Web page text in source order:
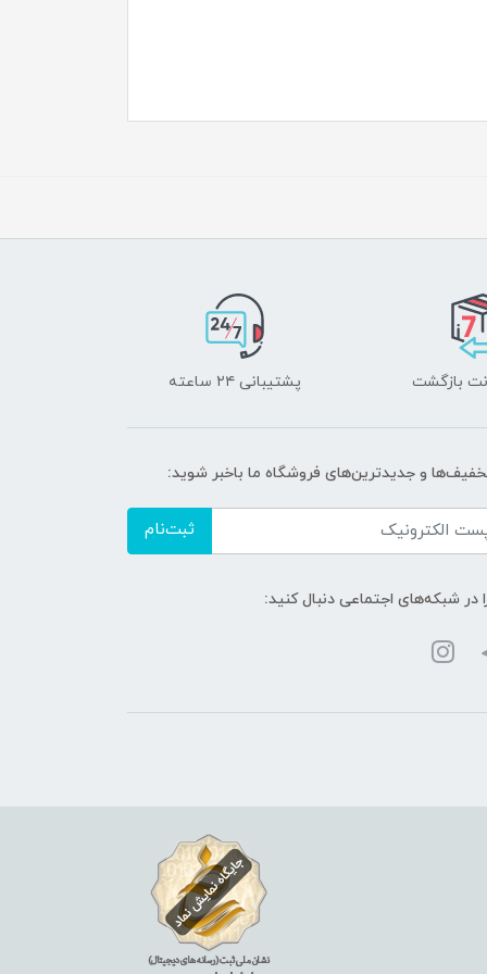
پشتیبانی ۲۴ ساعته
و جدیدترین‌های فروشگاه ما باخبر شوید:
ثبت‌نام
در شبکه‌های اجتماعی دنبال کنید: